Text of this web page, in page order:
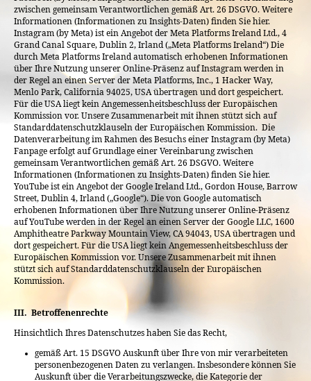
zwischen gemeinsam Verantwortlichen gemäß Art. 26 DSGVO. Weitere
Informationen (Informationen zu Insights-Daten) finden Sie hier.
Instagram (by Meta) ist ein Angebot der Meta Platforms Ireland Ltd., 4
Grand Canal Square, Dublin 2, Irland („Meta Platforms Ireland“) Die
durch Meta Platforms Ireland automatisch erhobenen Informationen
über Ihre Nutzung unserer Online-Präsenz auf Instagram werden in
der Regel an einen Server der Meta Platforms, Inc., 1 Hacker Way,
Menlo Park, California 94025, USA übertragen und dort gespeichert.
Für die USA liegt kein Angemessenheitsbeschluss der Europäischen
Kommission vor. Unsere Zusammenarbeit mit ihnen stützt sich auf
Standarddatenschutzklauseln der Europäischen Kommission. Die
Datenverarbeitung im Rahmen des Besuchs einer Instagram (by Meta)
Fanpage erfolgt auf Grundlage einer Vereinbarung zwischen
gemeinsam Verantwortlichen gemäß Art. 26 DSGVO. Weitere
Informationen (Informationen zu Insights-Daten) finden Sie hier.
YouTube ist ein Angebot der Google Ireland Ltd., Gordon House, Barrow
Street, Dublin 4, Irland („Google“). Die von Google automatisch
erhobenen Informationen über Ihre Nutzung unserer Online-Präsenz
auf YouTube werden in der Regel an einen Server der Google LLC, 1600
Amphitheatre Parkway Mountain View, CA 94043, USA übertragen und
dort gespeichert. Für die USA liegt kein Angemessenheitsbeschluss der
Europäischen Kommission vor. Unsere Zusammenarbeit mit ihnen
stützt sich auf Standarddatenschutzklauseln der Europäischen
Kommission.
III. Betroffenenrechte
Hinsichtlich Ihres Datenschutzes haben Sie das Recht,
gemäß Art. 15 DSGVO Auskunft über Ihre von mir verarbeiteten
personenbezogenen Daten zu verlangen. Insbesondere können Sie
Auskunft über die Verarbeitungszwecke, die Kategorie der